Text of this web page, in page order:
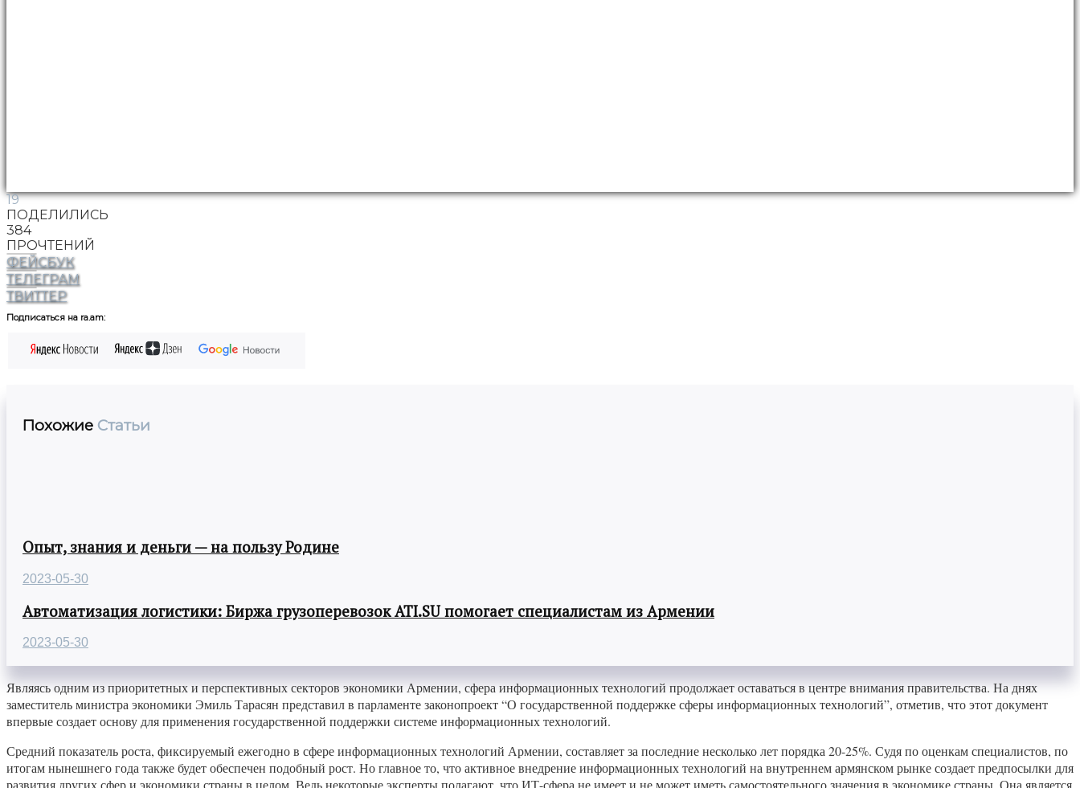
19
ПОДЕЛИЛИСЬ
384
ПРОЧТЕНИЙ
ФЕЙСБУК
ТЕЛЕГРАМ
ТВИТТЕР
Подписаться на ra.am:
Похожие Статьи
Опыт, знания и деньги — на пользу Родине
2023-05-30
Автоматизация логистики: Биржа грузоперевозок ATI.SU помогает специалистам из Армении
2023-05-30
Являясь одним из приоритетных и перспективных секторов экономики Армении, сфера информационных технологий продолжает оставаться в центре внимания правительства. На днях
заместитель министра экономики Эмиль Тарасян представил в парламенте законопроект “О государственной поддержке сферы информационных технологий”, отметив, что этот документ
впервые создает основу для применения государственной поддержки системе информационных технологий.
Средний показатель роста, фиксируемый ежегодно в сфере информационных технологий Армении, составляет за последние несколько лет порядка 20-25%. Судя по оценкам специалистов, по
итогам нынешнего года также будет обеспечен подобный рост. Но главное то, что активное внедрение информационных технологий на внутреннем армянском рынке создает предпосылки для
развития других сфер и экономики страны в целом. Ведь некоторые эксперты полагают, что ИТ-сфера не имеет и не может иметь самостоятельного значения в экономике страны. Она является